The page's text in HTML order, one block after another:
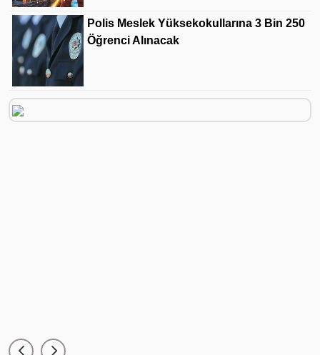
Polis Meslek Yüksekokullarına 3 Bin 250
Öğrenci Alınacak